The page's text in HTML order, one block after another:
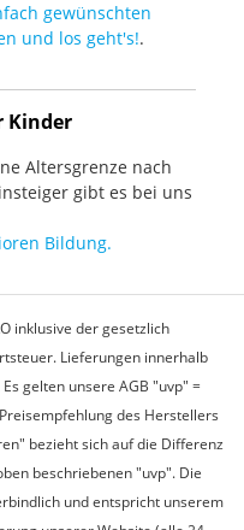
gewünschten
und los geht's!.
Kinder
Altersgrenze nach
gibt es bei uns
Bildung.
inklusive der gesetzlich
Lieferungen innerhalb
gelten unsere AGB "uvp" =
des Herstellers
bezieht sich auf die Differenz
beschriebenen "uvp". Die
und entspricht unserem